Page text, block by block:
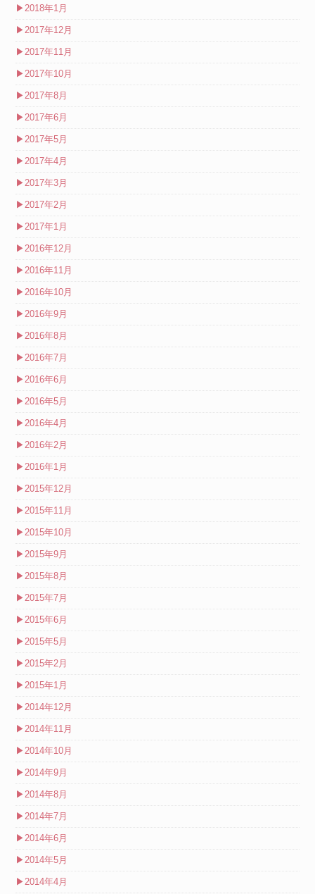
▶2018年1月
▶2017年12月
▶2017年11月
▶2017年10月
▶2017年8月
▶2017年6月
▶2017年5月
▶2017年4月
▶2017年3月
▶2017年2月
▶2017年1月
▶2016年12月
▶2016年11月
▶2016年10月
▶2016年9月
▶2016年8月
▶2016年7月
▶2016年6月
▶2016年5月
▶2016年4月
▶2016年2月
▶2016年1月
▶2015年12月
▶2015年11月
▶2015年10月
▶2015年9月
▶2015年8月
▶2015年7月
▶2015年6月
▶2015年5月
▶2015年2月
▶2015年1月
▶2014年12月
▶2014年11月
▶2014年10月
▶2014年9月
▶2014年8月
▶2014年7月
▶2014年6月
▶2014年5月
▶2014年4月